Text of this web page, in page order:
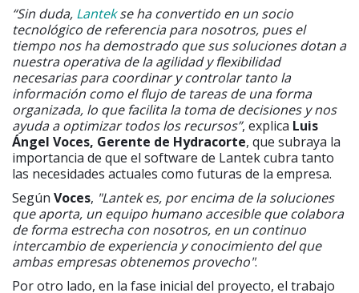
“Sin duda, Lantekse ha convertido en un socio
tecnológico de referencia para nosotros, pues el
tiempo nos ha demostrado que sus soluciones dotan a
nuestra operativa de la agilidad y flexibilidad
necesarias para coordinar y controlar tanto la
información como el flujo de tareas de una forma
organizada, lo que facilita la toma de decisiones y nos
ayuda a optimizar todos los recursos”, explica Luis
Ángel Voces, Gerente de Hydracorte, que subraya la
importancia de que el software de Lantek cubra tanto
las necesidades actuales como futuras de la empresa.
Según Voces, "Lantek es, por encima de la soluciones
que aporta, un equipo humano accesible que colabora
de forma estrecha con nosotros, en un continuo
intercambio de experiencia y conocimiento del que
ambas empresas obtenemos provecho".
Por otro lado, en la fase inicial del proyecto, el trabajo